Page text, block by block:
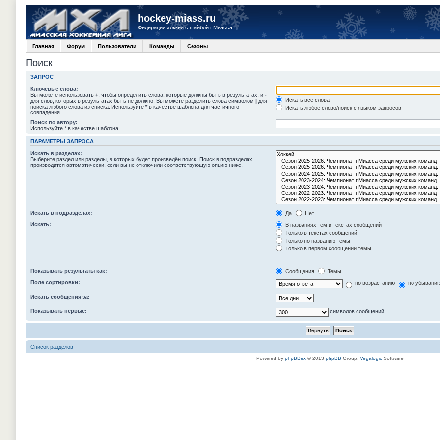
hockey-miass.ru
Федерация хоккея с шайбой г.Миасса
Главная Форум Пользователи Команды Сезоны
Поиск
ЗАПРОС
Ключевые слова:
Вы можете использовать + , чтобы определить слова, которые должны быть в результатах, и -
для слов, которых в результатах быть не должно. Вы можете разделить слова символом | для
поиска любого слова из списка. Используйте * в качестве шаблона для частичного
совпадения.
Искать все слова
Искать любое слово/поиск с языком запросов
Поиск по автору:
Используйте * в качестве шаблона.
ПАРАМЕТРЫ ЗАПРОСА
Искать в разделах:
Выберите раздел или разделы, в которых будет произведён поиск. Поиск в подразделах
производится автоматически, если вы не отключили соответствующую опцию ниже.
Искать в подразделах: Да
Нет
Искать:
В названиях тем и текстах сообщений
Только в текстах сообщений
Только по названию темы
Только в первом сообщении темы
Показывать результаты как: Сообщения
Темы
Поле сортировки:
по возрастанию по
Искать сообщения за:
Показывать первые: символов сообщений
Список разделов
Powered by phpBBex © 2013 phpBB Group, Vegalogic Software